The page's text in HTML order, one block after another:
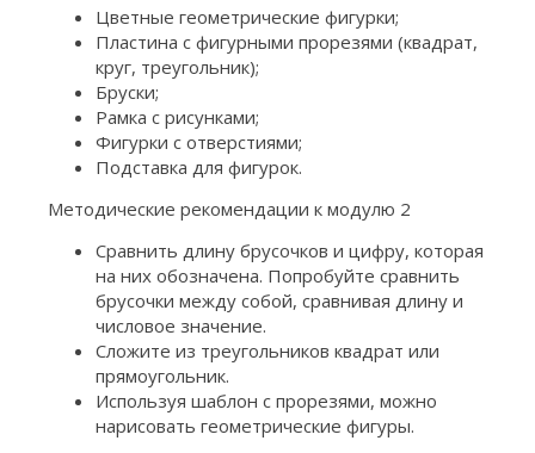
Цветные геометрические фигурки;
Пластина с фигурными прорезями (квадрат,
круг, треугольник);
Бруски;
Рамка с рисунками;
Фигурки с отверстиями;
Подставка для фигурок.
Методические рекомендации к модулю 2
Сравнить длину брусочков и цифру, которая
на них обозначена. Попробуйте сравнить
брусочки между собой, сравнивая длину и
числовое значение.
Сложите из треугольников квадрат или
прямоугольник.
Используя шаблон с прорезями, можно
нарисовать геометрические фигуры.